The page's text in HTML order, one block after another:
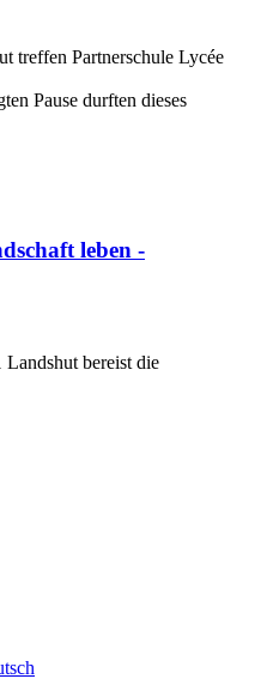
treffen Partnerschule Lycée
Pause durften dieses
leben -
bereist die